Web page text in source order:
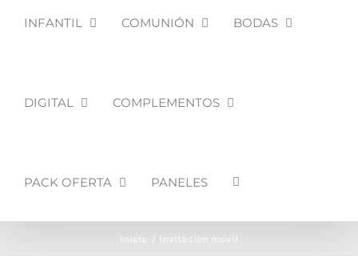
INFANTIL COMUNIÓN BODAS
DIGITAL COMPLEMENTOS
PACK OFERTA PANELES
Inicio invitacion móvil